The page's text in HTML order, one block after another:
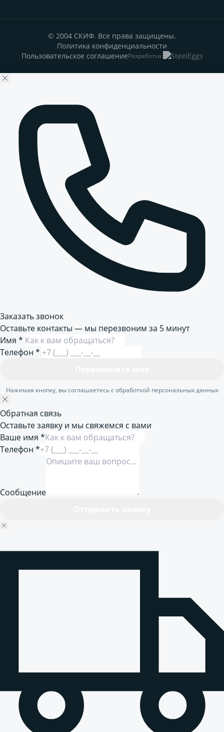
© 2004 СКИФ. Все права защищены.
Политика конфиденциальности
Пользовательское соглашениеРазработка:
Заказать звонок
Оставьте контакты — мы перезвоним за 5 минут
Имя *
Телефон *
Нажимая кнопку, вы соглашаетесь с обработкой персональных данных
Обратная связь
Оставьте заявку и мы свяжемся с вами
Ваше имя *
Телефон *
Сообщение